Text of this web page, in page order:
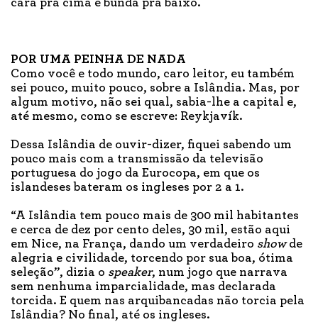
cara pra cima e bunda pra baixo.
POR UMA PEINHA DE NADA
Como você e todo mundo, caro leitor, eu também
sei pouco, muito pouco, sobre a Islândia. Mas, por
algum motivo, não sei qual, sabia-lhe a capital e,
até mesmo, como se escreve: Reykjavík.
Dessa Islândia de ouvir-dizer, fiquei sabendo um
pouco mais com a transmissão da televisão
portuguesa do jogo da Eurocopa, em que os
islandeses bateram os ingleses por 2 a 1.
“A Islândia tem pouco mais de 300 mil habitantes
e cerca de dez por cento deles, 30 mil, estão aqui
em Nice, na França, dando um verdadeiro showde
alegria e civilidade, torcendo por sua boa, ótima
seleção”, dizia o speaker, num jogo que narrava
sem nenhuma imparcialidade, mas declarada
torcida. E quem nas arquibancadas não torcia pela
Islândia? No final, até os ingleses.